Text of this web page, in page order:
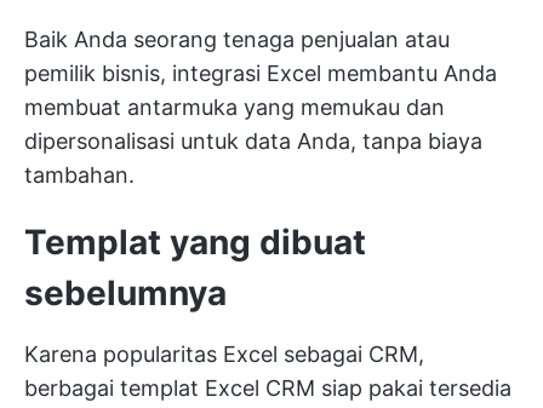
Baik Anda seorang tenaga penjualan atau
pemilik bisnis, integrasi Excel membantu Anda
membuat antarmuka yang memukau dan
dipersonalisasi untuk data Anda, tanpa biaya
tambahan.
Templat yang dibuat
sebelumnya
Karena popularitas Excel sebagai CRM,
berbagai templat Excel CRM siap pakai tersedia